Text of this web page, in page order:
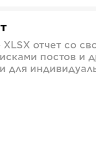
XLSX отчет со
постов и
для